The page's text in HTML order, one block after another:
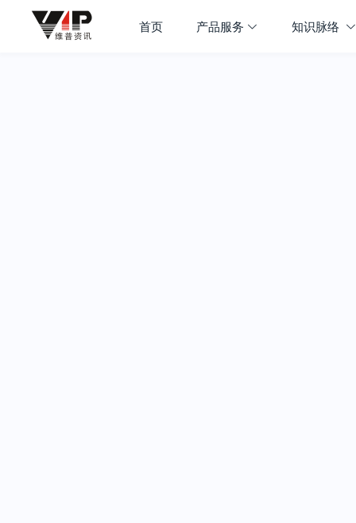
首页 产品服务 知识脉络